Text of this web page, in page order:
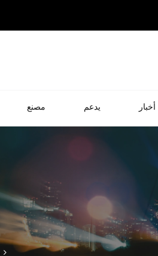
مصنع يدعم أخبار